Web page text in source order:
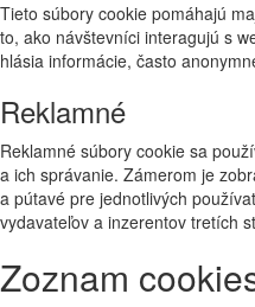
Tieto súbory cookie pomáhajú
to, ako návštevníci interagujú s
hlásia informácie, často
Reklamné
Reklamné súbory cookie sa
a ich správanie. Zámerom je
a pútavé pre jednotlivých
vydavateľov a inzerentov tretích
Zoznam